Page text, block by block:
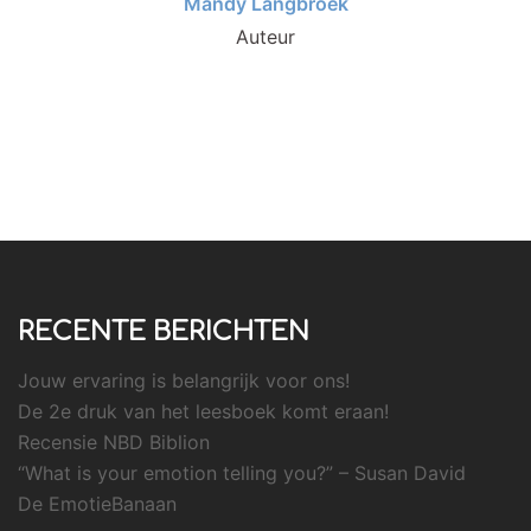
Auteur
RECENTE BERICHTEN
Jouw ervaring is belangrijk voor ons!
De 2e druk van het leesboek komt eraan!
Recensie NBD Biblion
“What is your emotion telling you?” – Susan David
De EmotieBanaan